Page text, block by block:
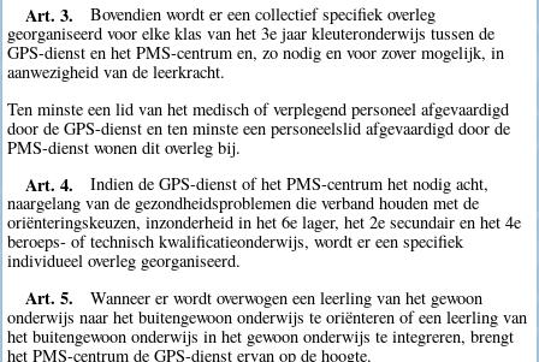
Art. 3.
Bovendien wordt er een collectief specifiek overleg
georganiseerd voor elke klas van het 3e jaar kleuteronderwijs tussen de
GPS-dienst en het PMS-centrum en, zo nodig en voor zover mogelijk, in
aanwezigheid van de leerkracht.
Ten minste een lid van het medisch of verplegend personeel afgevaardigd
door de GPS-dienst en ten minste een personeelslid afgevaardigd door de
PMS-dienst wonen dit overleg bij.
Art. 4.
Indien de GPS-dienst of het PMS-centrum het nodig acht,
naargelang van de gezondheidsproblemen die verband houden met de
oriënteringskeuzen, inzonderheid in het 6e lager, het 2e secundair en het 4e
beroeps- of technisch kwalificatieonderwijs, wordt er een specifiek
individueel overleg georganiseerd.
Art. 5.
Wanneer er wordt overwogen een leerling van het gewoon
onderwijs naar het buitengewoon onderwijs te oriënteren of een leerling van
het buitengewoon onderwijs in het gewoon onderwijs te integreren, brengt
het PMS-centrum de GPS-dienst ervan op de hoogte.